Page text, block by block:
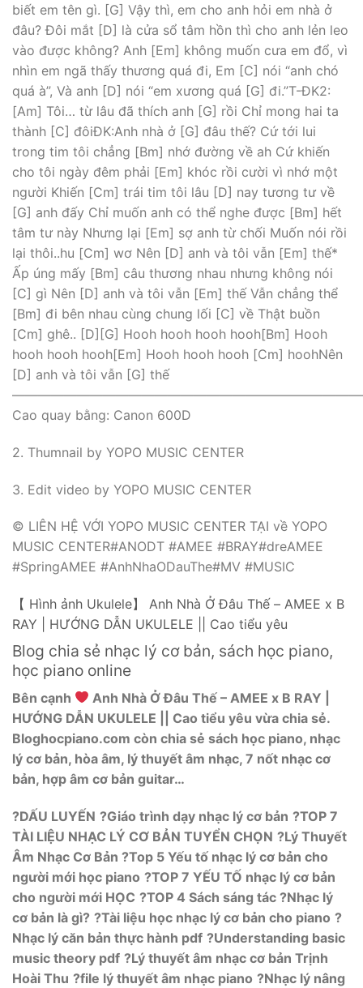
biết em tên gì. [G] Vậy thì, em cho anh hỏi em nhà ở
đâu? Đôi mắt [D] là cửa sổ tâm hồn thì cho anh lẻn leo
vào được không? Anh [Em] không muốn cưa em đổ, vì
nhìn em ngã thấy thương quá đi, Em [C] nói “anh chó
quá à”, Và anh [D] nói “em xương quá [G] đi.”T-ĐK2:
[Am] Tôi… từ lâu đã thích anh [G] rồi Chỉ mong hai ta
thành [C] đôiĐK:Anh nhà ở [G] đâu thế? Cứ tới lui
trong tim tôi chẳng [Bm] nhớ đường về ah Cứ khiến
cho tôi ngày đêm phải [Em] khóc rồi cười vì nhớ một
người Khiến [Cm] trái tim tôi lâu [D] nay tương tư về
[G] anh đấy Chỉ muốn anh có thể nghe được [Bm] hết
tâm tư này Nhưng lại [Em] sợ anh từ chối Muốn nói rồi
lại thôi..hu [Cm] wơ Nên [D] anh và tôi vẫn [Em] thế*
Ấp úng mấy [Bm] câu thương nhau nhưng không nói
[C] gì Nên [D] anh và tôi vẫn [Em] thế Vẫn chẳng thể
[Bm] đi bên nhau cùng chung lối [C] về Thật buồn
[Cm] ghê.. [D][G] Hooh hooh hooh hooh[Bm] Hooh
hooh hooh hooh[Em] Hooh hooh hooh [Cm] hoohNên
[D] anh và tôi vẫn [G] thế
Cao quay bằng: Canon 600D
2. Thumnail by YOPO MUSIC CENTER
3. Edit video by YOPO MUSIC CENTER
© LIÊN HỆ VỚI YOPO MUSIC CENTER TẠI về YOPO
MUSIC CENTER#ANODT #AMEE #BRAY#dreAMEE
#SpringAMEE #AnhNhaODauThe#MV #MUSIC
【 Hình ảnh Ukulele】 Anh Nhà Ở Đâu Thế – AMEE x B
RAY | HƯỚNG DẪN UKULELE || Cao tiểu yêu
Blog chia sẻ nhạc lý cơ bản, sách học piano,
học piano online
Bên cạnh
Anh Nhà Ở Đâu Thế – AMEE x B RAY |
HƯỚNG DẪN UKULELE || Cao tiểu yêu vừa chia sẻ.
Bloghocpiano.com còn chia sẻ sách học piano, nhạc
lý cơ bản, hòa âm, lý thuyết âm nhạc, 7 nốt nhạc cơ
bản, hợp âm cơ bản guitar…
?DẤU LUYẾN ?Giáo trình dạy nhạc lý cơ bản ?TOP 7
TÀI LIỆU NHẠC LÝ CƠ BẢN TUYỂN CHỌN ?Lý Thuyết
Âm Nhạc Cơ Bản ?Top 5 Yếu tố nhạc lý cơ bản cho
người mới học piano ?TOP 7 YẾU TỐ nhạc lý cơ bản
cho người mới HỌC ?TOP 4 Sách sáng tác ?Nhạc lý
cơ bản là gì? ?Tài liệu học nhạc lý cơ bản cho piano ?
Nhạc lý căn bản thực hành pdf ?Understanding basic
music theory pdf ?Lý thuyết âm nhạc cơ bản Trịnh
Hoài Thu ?file lý thuyết âm nhạc piano ?Nhạc lý nâng